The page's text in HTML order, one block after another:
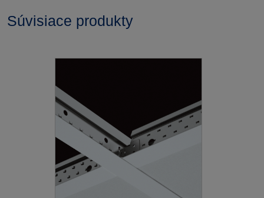
Súvisiace produkty